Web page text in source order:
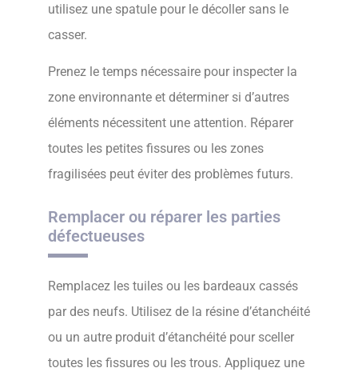
utilisez une spatule pour le décoller sans le
casser.
Prenez le temps nécessaire pour inspecter la
zone environnante et déterminer si d’autres
éléments nécessitent une attention. Réparer
toutes les petites fissures ou les zones
fragilisées peut éviter des problèmes futurs.
Remplacer ou réparer les parties
défectueuses
Remplacez les tuiles ou les bardeaux cassés
par des neufs. Utilisez de la résine d’étanchéité
ou un autre produit d’étanchéité pour sceller
toutes les fissures ou les trous. Appliquez une